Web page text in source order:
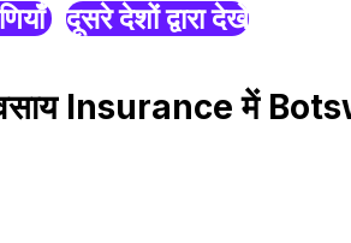
दूसरे देशों द्वारा देखें
Insurance में